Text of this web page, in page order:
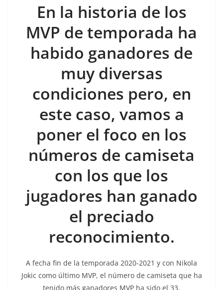
En la historia de los
MVP de temporada ha
habido ganadores de
muy diversas
condiciones pero, en
este caso, vamos a
poner el foco en los
números de camiseta
con los que los
jugadores han ganado
el preciado
reconocimiento.
A fecha fin de la temporada 2020-2021 y con Nikola
Jokic como último MVP, el número de camiseta que ha
tenido más ganadores MVP ha sido el 33.